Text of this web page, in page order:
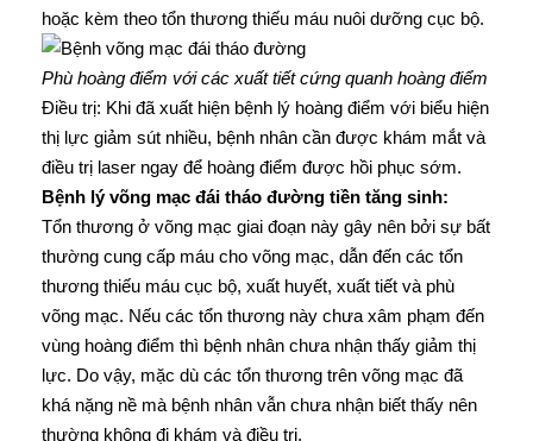
hoặc kèm theo tổn thương thiếu máu nuôi dưỡng cục bộ.
Phù hoàng điểm với các xuất tiết cứng quanh hoàng điểm
Điều trị: Khi đã xuất hiện bệnh lý hoàng điểm với biểu hiện
thị lực giảm sút nhiều, bệnh nhân cần được khám mắt và
điều trị laser ngay để hoàng điểm được hồi phục sớm.
Bệnh lý võng mạc đái tháo đường tiền tăng sinh:
Tổn thương ở võng mạc giai đoạn này gây nên bởi sự bất
thường cung cấp máu cho võng mạc, dẫn đến các tổn
thương thiếu máu cục bộ, xuất huyết, xuất tiết và phù
võng mạc. Nếu các tổn thương này chưa xâm phạm đến
vùng hoàng điểm thì bệnh nhân chưa nhận thấy giảm thị
lực. Do vậy, mặc dù các tổn thương trên võng mạc đã
khá nặng nề mà bệnh nhân vẫn chưa nhận biết thấy nên
thường không đi khám và điều trị.